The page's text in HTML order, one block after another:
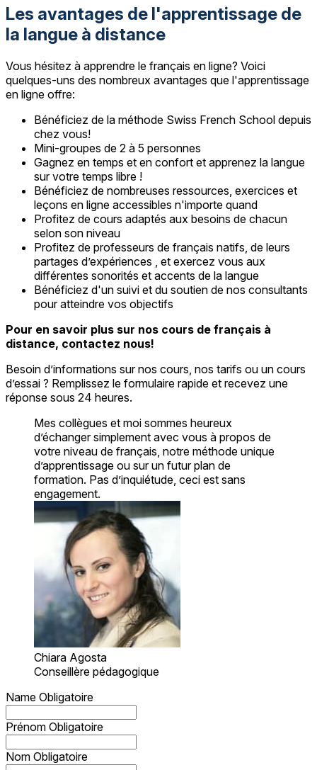
Les avantages de l'apprentissage de
la langue à distance
Vous hésitez à apprendre le français en ligne? Voici
quelques-uns des nombreux avantages que l'apprentissage
en ligne offre:
Bénéficiez de la méthode Swiss French School depuis
chez vous!
Mini-groupes de 2 à 5 personnes
Gagnez en temps et en confort et apprenez la langue
sur votre temps libre !
Bénéficiez de nombreuses ressources, exercices et
leçons en ligne accessibles n'importe quand
Profitez de cours adaptés aux besoins de chacun
selon son niveau
Profitez de professeurs de français natifs, de leurs
partages d’expériences , et exercez vous aux
différentes sonorités et accents de la langue
Bénéficiez d'un suivi et du soutien de nos consultants
pour atteindre vos objectifs
Pour en savoir plus sur nos cours de français à
distance, contactez nous!
Besoin d’informations sur nos cours, nos tarifs ou un cours
d’essai ? Remplissez le formulaire rapide et recevez une
réponse sous 24 heures.
Mes collègues et moi sommes heureux
d’échanger simplement avec vous à propos de
votre niveau de français, notre méthode unique
d’apprentissage ou sur un futur plan de
formation. Pas d’inquiétude, ceci est sans
engagement.
Chiara Agosta
Conseillère pédagogique
Name Obligatoire
Prénom Obligatoire
Nom Obligatoire